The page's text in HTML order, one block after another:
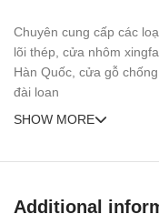
Chuyên cung cấp các
lõi thép, cửa nhôm
Hàn Quốc, cửa gỗ
đài loan
SHOW MORE
Additional